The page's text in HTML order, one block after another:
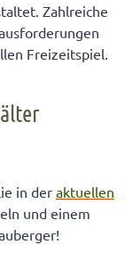
Zahlreiche
Freizeitspiel.
in der aktuellen
und einem